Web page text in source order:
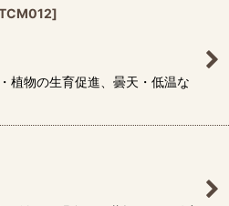
]
植物の生育促進、曇天・低温な